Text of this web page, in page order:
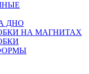
ДНО
НА МАГНИТАХ